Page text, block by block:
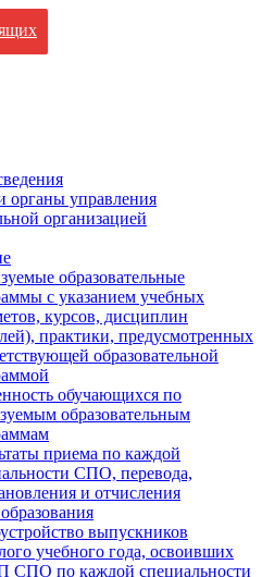
органы управления
организацией
образовательные
с указанием учебных
курсов, дисциплин
практики, предусмотренных
образовательной
обучающихся по
образовательным
приема по каждой
СПО, перевода,
и отчисления
выпускников
учебного года, освоивших
по каждой специальности